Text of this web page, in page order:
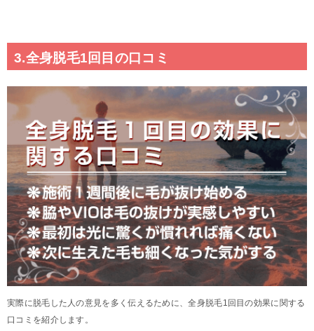
3.全身脱毛1回目の口コミ
実際に脱毛した人の意見を多く伝えるために、全身脱毛1回目の効果に関する
口コミを紹介します。